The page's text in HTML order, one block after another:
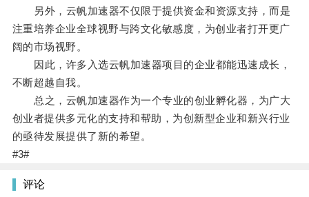
另外，云帆加速器不仅限于提供资金和资源支持，而是
注重培养企业全球视野与跨文化敏感度，为创业者打开更广
阔的市场视野。
因此，许多入选云帆加速器项目的企业都能迅速成长，
不断超越自我。
总之，云帆加速器作为一个专业的创业孵化器，为广大
创业者提供多元化的支持和帮助，为创新型企业和新兴行业
的亟待发展提供了新的希望。
#3#
评论